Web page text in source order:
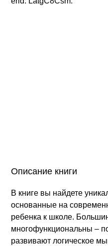
Описание книги
В книге вы найдете
основанные на
ребенка к школе.
многофункциональны –
развивают логическое